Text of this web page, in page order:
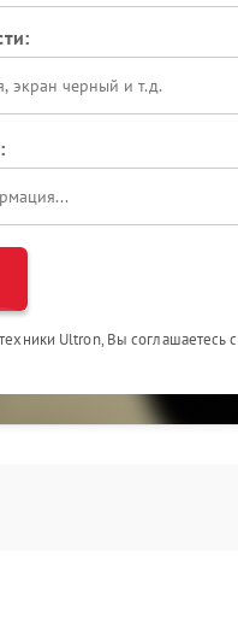
Ultron, Вы соглашаетесь с